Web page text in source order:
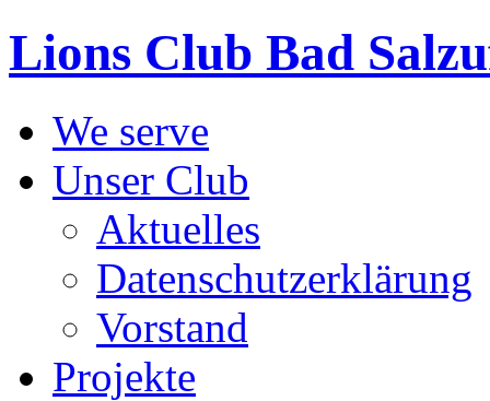
Lions Club Bad
We serve
Unser Club
Aktuelles
Datenschutzerklärung
Vorstand
Projekte